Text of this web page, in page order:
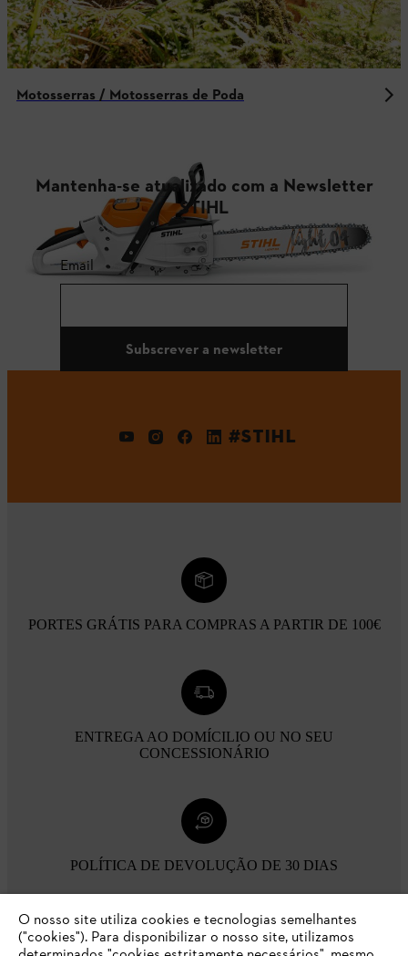
Motosserras / Motosserras de Poda
Mantenha-se atualizado com a Newsletter
STIHL
Email
Subscrever a newsletter
#STIHL
PORTES GRÁTIS PARA COMPRAS A PARTIR DE 100€
ENTREGA AO DOMÍCILIO OU NO SEU
CONCESSIONÁRIO
POLÍTICA DE DEVOLUÇÃO DE 30 DIAS
Opções de pagamento
O nosso site utiliza cookies e tecnologias semelhantes
("cookies"). Para disponibilizar o nosso site, utilizamos